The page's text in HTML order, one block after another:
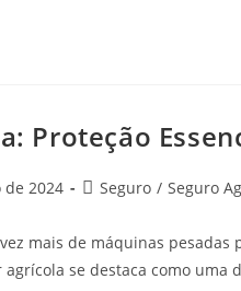
Proteção
2024 Seguro / Seguro
mais de máquinas
se destaca como uma